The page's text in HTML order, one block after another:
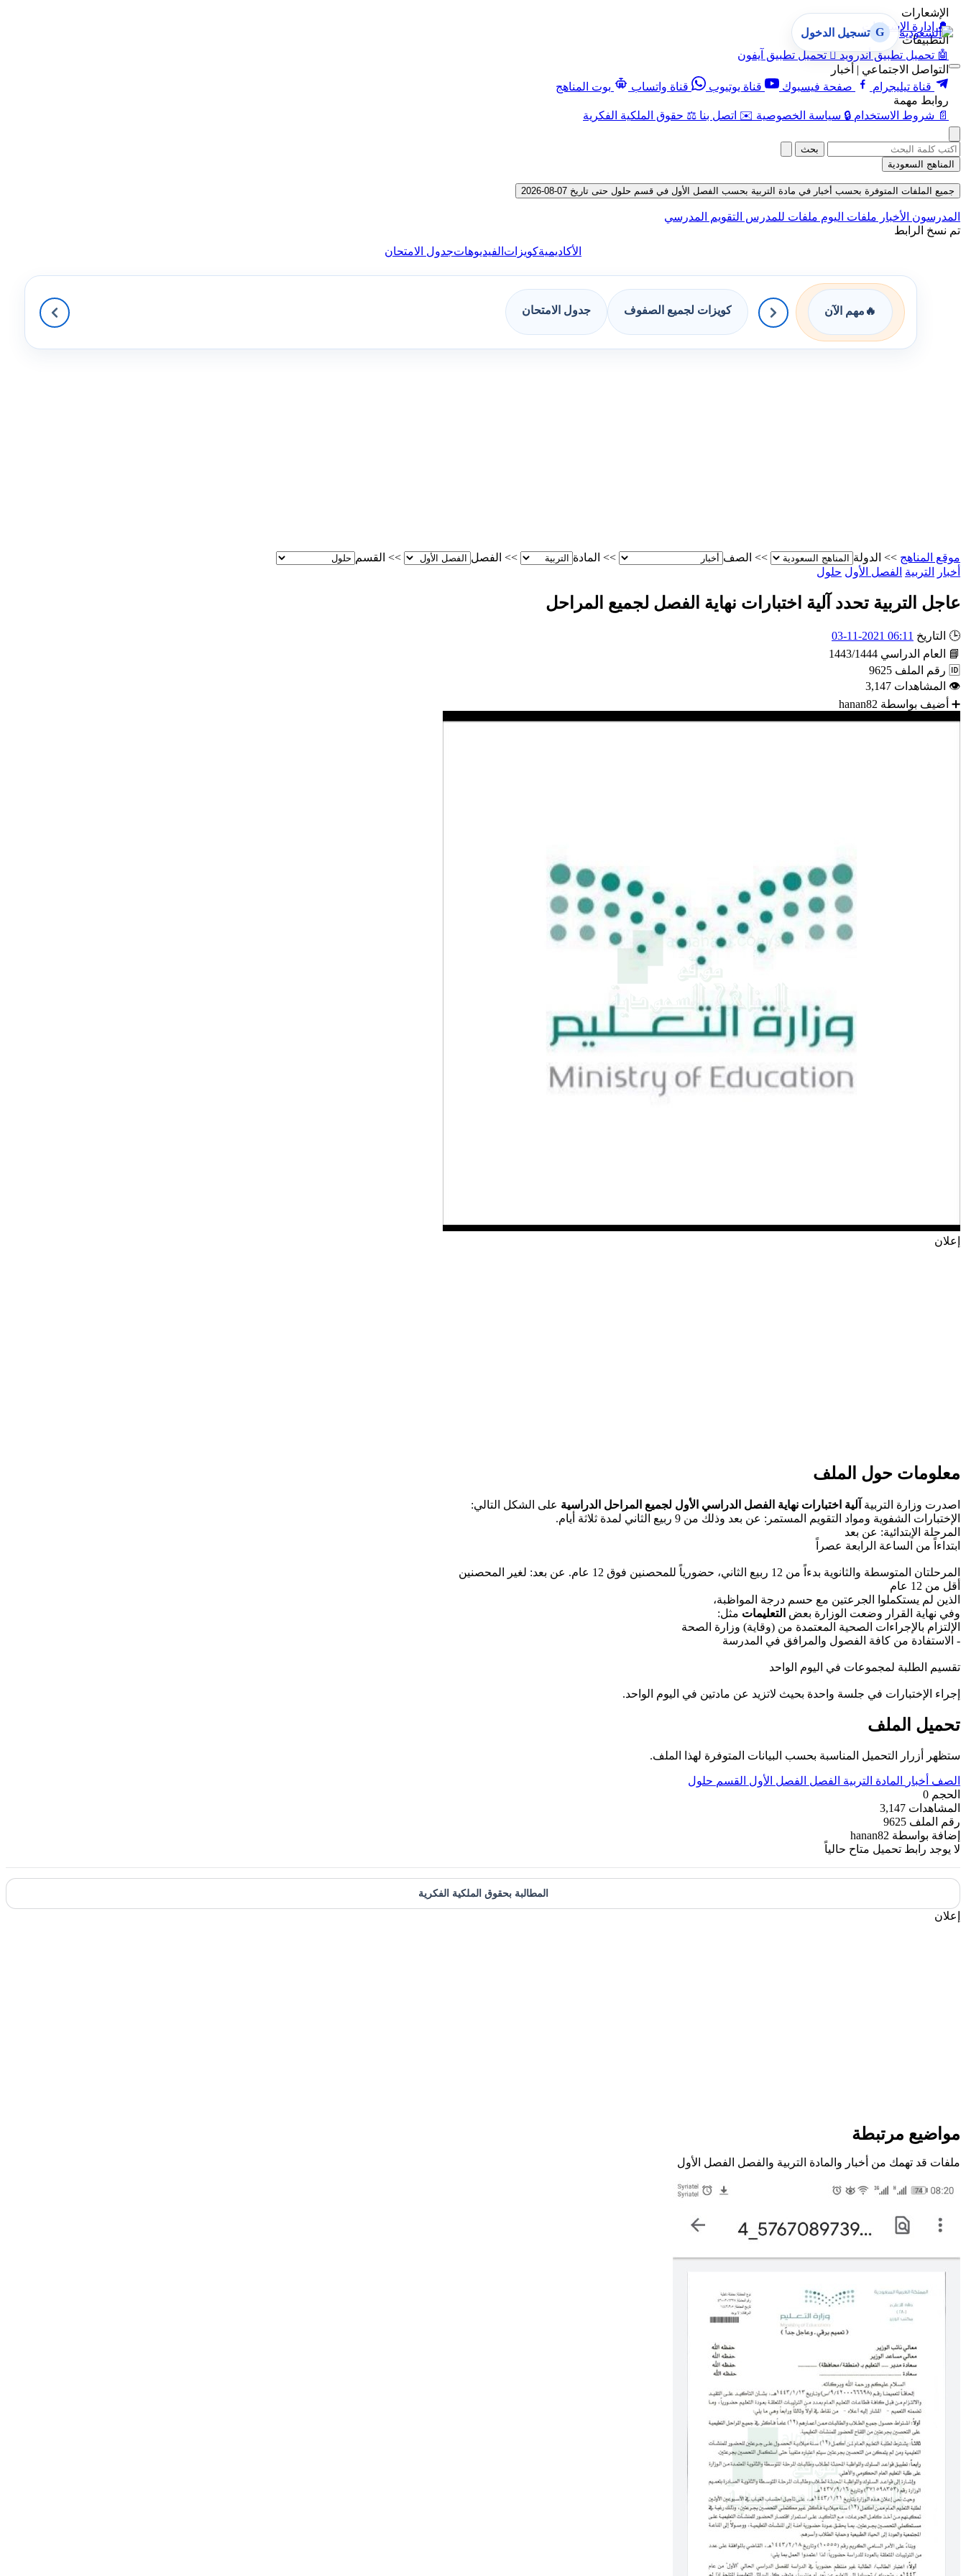
الإشعارات
🔔 إدارة الإشعارات
التطبيقات
🤖 تحميل تطبيق أندرويد  تحميل تطبيق آيفون
التواصل الاجتماعي | أخبار
قناة تيليجرام
صفحة فيسبوك قناة يوتيوب قناة واتساب
بوت المناهج
روابط مهمة
📄 شروط الاستخدام 🔒 سياسة الخصوصية ✉️ اتصل بنا ⚖️ حقوق الملكية الفكرية
G تسجيل الدخول
بحث
المناهج السعودية
جميع الملفات المتوفرة بحسب أخبار في مادة التربية بحسب الفصل الأول في قسم حلول حتى تاريخ 07-08-2026
المدرسون الأخبار ملفات اليوم ملفات للمدرس التقويم المدرسي
تم نسخ الرابط
الأكاديميةكويزات الفيديوهاتجدول الامتحان
🔥 مهم الآن كويزات لجميع الصفوف جدول الامتحان
موقع المناهج >> الدولة >> الصف >> المادة >> الفصل >> القسم
أخبار
التربية الفصل الأول حلول
عاجل التربية تحدد آلية اختبارات نهاية الفصل لجميع المراحل
🕒 التاريخ 06:11 2021-11-03
📘
العام الدراسي 1443/1444
🆔 رقم الملف 9625
👁 المشاهدات 3,147
➕ أضيف بواسطة hanan82
إعلان
معلومات حول الملف
اصدرت وزارة التربية آلية اختبارات نهاية الفصل الدراسي الأول لجميع المراحل الدراسية على الشكل التالي:
الإختبارات الشفوية ومواد التقويم المستمر: عن بعد وذلك من 9 ربيع الثاني لمدة ثلاثة أيام.
المرحلة الإبتدائية: عن بعد
ابتداءاً من الساعة الرابعة عصراً
المرحلتان المتوسطة والثانوية بدءاً من 12 ربيع الثاني، حضورياً للمحصنين فوق 12 عام. عن بعد: لغير المحصنين
أقل من 12 عام
الذين لم يستكملوا الجرعتين مع حسم درجة المواظبة،
وفي نهاية القرار وضعت الوزارة بعض التعليمات مثل:
الإلتزام بالإجراءات الصحية المعتمدة من (وقاية) وزارة الصحة
- الاستفادة من كافة الفصول والمرافق في المدرسة
تقسيم الطلبة لمجموعات في اليوم الواحد
إجراء الإختبارات في جلسة واحدة بحيث لاتزيد عن مادتين في اليوم الواحد.
تحميل الملف
ستظهر أزرار التحميل المناسبة بحسب البيانات المتوفرة لهذا الملف.
الصف أخبار المادة التربية الفصل الفصل الأول القسم حلول
الحجم 0
المشاهدات 3,147
رقم الملف 9625
إضافة بواسطة hanan82
لا يوجد رابط تحميل متاح حالياً
المطالبة بحقوق الملكية الفكرية
إعلان
مواضيع مرتبطة
ملفات قد تهمك من أخبار والمادة التربية والفصل الفصل الأول